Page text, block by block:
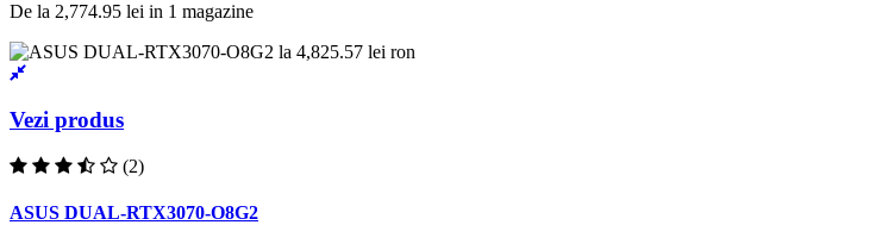
De la 2,774.95 lei in 1 magazine
Vezi produs
(2)
ASUS DUAL-RTX3070-O8G2